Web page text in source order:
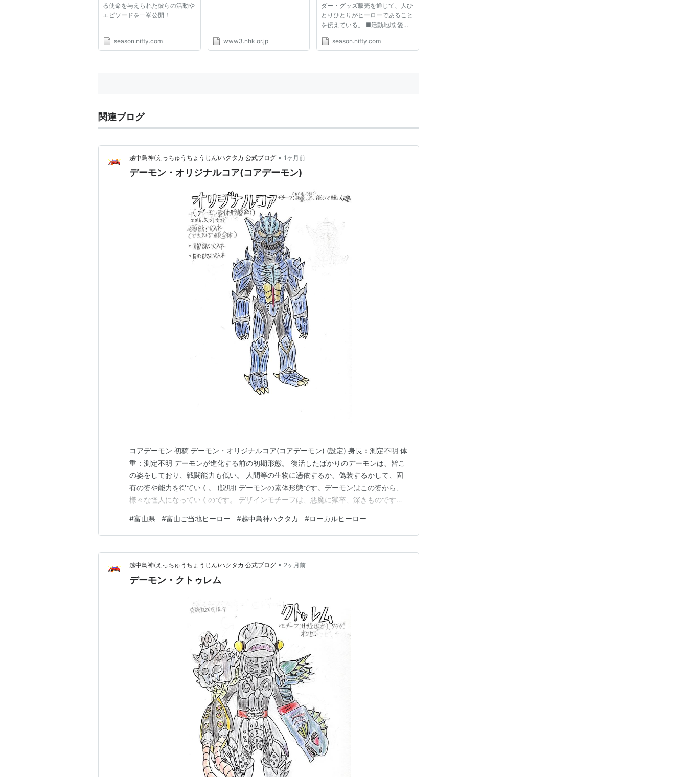
る使命を与えられた彼らの活動や
エピソードを一挙公開！
season.nifty.com www3.nhk.or.jp
ダー・グッズ販売を通じて、人ひ
とりひとりがヒーローであること
を伝えている。 ■活動地域 愛知
県 ■メンバー構成 ●一人
season.nifty.com
関連ブログ
越中鳥神(えっちゅうちょうじん)ハクタカ 公式ブログ • 1ヶ月前
デーモン・オリジナルコア(コアデーモン)
コアデーモン 初稿 デーモン・オリジナルコア(コアデーモン) (設定) 身長：測定不明 体
重：測定不明 デーモンが進化する前の初期形態。 復活したばかりのデーモンは、皆こ
の姿をしており、戦闘能力も低い。 人間等の生物に憑依するか、偽装するかして、固
有の姿や能力を得ていく。 (説明) デーモンの素体形態です。デーモンはこの姿から、
様々な怪人になっていくのです。 デザインモチーフは、悪魔に獄卒、深きものです。
す。 この姿から形作られるという事で全体的に不定形なデザインにしています。
#富山県 #富山ご当地ヒーロー #越中鳥神ハクタカ #ローカルヒーロー
越中鳥神(えっちゅうちょうじん)ハクタカ 公式ブログ • 2ヶ月前
デーモン・クトゥレム